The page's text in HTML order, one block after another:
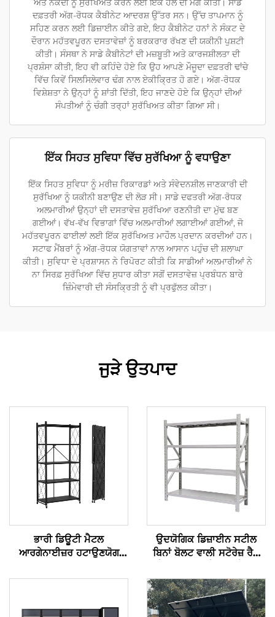
ਅਤੇ ਨਕਦੀ ਨੂੰ ਸੁਰੱਖਿਅਤ ਕਰਨ ਲਈ ਇੱਕ ਹੱਲ ਦੀ ਮੰਗ ਕੀਤੀ। ਸਾਡੇ
ਦਫ਼ਤਰੀ ਅੱਗ-ਰੋਧਕ ਕੈਬੀਨੇਟ ਆਦਰਸ਼ ਉੱਤਰ ਸਨ। ਉੱਚ ਤਾਪਮਾਨ ਨੂੰ
ਸਹਿਣ ਕਰਨ ਲਈ ਡਿਜ਼ਾਈਨ ਕੀਤੇ ਗਏ, ਇਹ ਕੈਬੀਨੇਟ ਹਨਾਂ ਨੇ ਸੰਕਟ ਦੇ
ਦੌਰਾਨ ਮਹੱਤਵਪੂਰਨ ਦਸਤਾਵੇਜ਼ਾਂ ਨੂੰ ਬਰਕਰਾਰ ਰੱਖਣ ਦੀ ਯਕੀਨੀ ਪੁਸ਼ਟੀ
ਕੀਤੀ। ਸੰਸਥਾ ਨੇ ਸਾਡੇ ਕੈਬੀਨੇਟਾਂ ਦੀ ਮਜ਼ਬੂਤੀ ਅਤੇ ਕਾਰਜਸ਼ੀਲਤਾ ਦੀ
ਪ੍ਰਸ਼ੰਸਾ ਕੀਤੀ, ਇਹ ਵੀ ਕਹਿੰਦੇ ਹੋਏ ਕਿ ਉਹ ਆਪਣੇ ਮੌਜੂਦਾ ਦਫ਼ਤਰੀ ਢਾਂਚੇ
ਵਿੱਚ ਕਿਵੇਂ ਸਿਲਸਿਲੇਵਾਰ ਢੰਗ ਨਾਲ ਏਕੀਕ੍ਰਿਤ ਹੋ ਗਏ। ਅੱਗ-ਰੋਧਕ
ਵਿਸ਼ੇਸ਼ਤਾ ਨੇ ਉਨ੍ਹਾਂ ਨੂੰ ਸ਼ਾਂਤੀ ਦਿੱਤੀ, ਇਹ ਜਾਣਦੇ ਹੋਏ ਕਿ ਉਨ੍ਹਾਂ ਦੀਆਂ
ਸੰਪਤੀਆਂ ਨੂੰ ਚੰਗੀ ਤਰ੍ਹਾਂ ਸੁਰੱਖਿਅਤ ਕੀਤਾ ਗਿਆ ਸੀ।
ਇੱਕ ਸਿਹਤ ਸੁਵਿਧਾ ਵਿੱਚ ਸੁਰੱਖਿਆ ਨੂੰ ਵਧਾਉਣਾ
ਇੱਕ ਸਿਹਤ ਸੁਵਿਧਾ ਨੂੰ ਮਰੀਜ਼ ਰਿਕਾਰਡਾਂ ਅਤੇ ਸੰਵੇਦਨਸ਼ੀਲ ਜਾਣਕਾਰੀ ਦੀ
ਸੁਰੱਖਿਆ ਨੂੰ ਯਕੀਨੀ ਬਣਾਉਣ ਦੀ ਲੋੜ ਸੀ। ਸਾਡੇ ਦਫਤਰੀ ਅੱਗ-ਰੋਧਕ
ਅਲਮਾਰੀਆਂ ਉਨ੍ਹਾਂ ਦੀ ਦਸਤਾਵੇਜ਼ ਸੁਰੱਖਿਆ ਰਣਨੀਤੀ ਦਾ ਮੁੱਢ ਬਣ
ਗਈਆਂ। ਵੱਖ-ਵੱਖ ਵਿਭਾਗਾਂ ਵਿੱਚ ਅਲਮਾਰੀਆਂ ਲਗਾਈਆਂ ਗਈਆਂ, ਜੋ
ਮਹੱਤਵਪੂਰਨ ਫਾਈਲਾਂ ਲਈ ਇੱਕ ਸੁਰੱਖਿਅਤ ਮਾਹੌਲ ਪ੍ਰਦਾਨ ਕਰਦੀਆਂ ਹਨ।
ਸਟਾਫ ਮੈਂਬਰਾਂ ਨੂੰ ਅੱਗ-ਰੋਧਕ ਯੋਗਤਾਵਾਂ ਨਾਲ ਆਸਾਨ ਪਹੁੰਚ ਦੀ ਸ਼ਲਾਘਾ
ਕੀਤੀ। ਸੁਵਿਧਾ ਦੇ ਪ੍ਰਸ਼ਾਸਨ ਨੇ ਰਿਪੋਰਟ ਕੀਤੀ ਕਿ ਸਾਡੀਆਂ ਅਲਮਾਰੀਆਂ ਨੇ
ਨਾ ਸਿਰਫ਼ ਸੁਰੱਖਿਆ ਵਿੱਚ ਸੁਧਾਰ ਕੀਤਾ ਸਗੋਂ ਦਸਤਾਵੇਜ਼ ਪ੍ਰਬੰਧਨ ਬਾਰੇ
ਜ਼ਿੰਮੇਵਾਰੀ ਦੀ ਸੰਸਕ੍ਰਿਤੀ ਨੂੰ ਵੀ ਪ੍ਰਫੁੱਲਤ ਕੀਤਾ।
ਜੁੜੇ ਉਤਪਾਦ
ਭਾਰੀ ਡਿਊਟੀ ਮੈਟਲ
ਆਰਗੇਨਾਈਜ਼ਰ ਹਟਾਉਣਯੋਗ
ਸਟੋਰੇਜ਼ ਸ਼ੈਲਫ, ਲੌਕੇਬਲ ਪਹੀਏਆਂ
ਸਟੈਂਡ ਰੈਕ
ਉਦਯੋਗਿਕ ਡਿਜ਼ਾਈਨ ਸਟੀਲ
ਬਿਨਾਂ ਬੋਲਟ ਵਾਲੀ ਸਟੋਰੇਜ਼ ਰੈਕ
ਸ਼ੈਲਫ, ਮੈਟਲ ਮੱਧਮ ਡਿਊਟੀ ਸ਼ੈਲਫ